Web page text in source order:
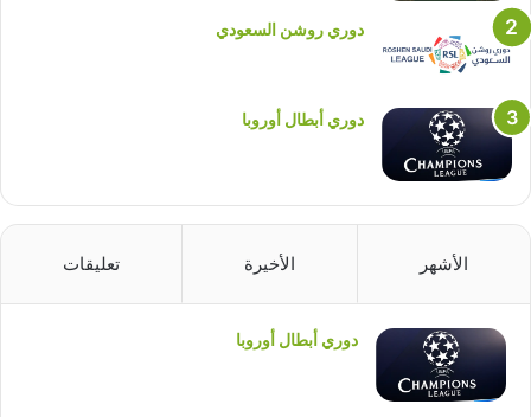
دوري روشن السعودي
دوري أبطال أوروبا
الأشهر الأخيرة تعليقات
دوري أبطال أوروبا